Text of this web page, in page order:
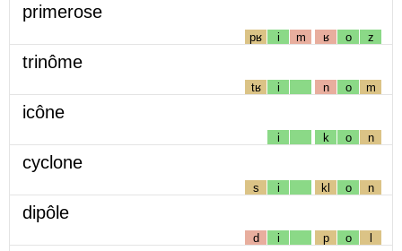
primerose
pʁ i m ʁ o z
trinôme
tʁ i n o m
icône
i k o n
cyclone
s i kl o n
dipôle
d i p o l